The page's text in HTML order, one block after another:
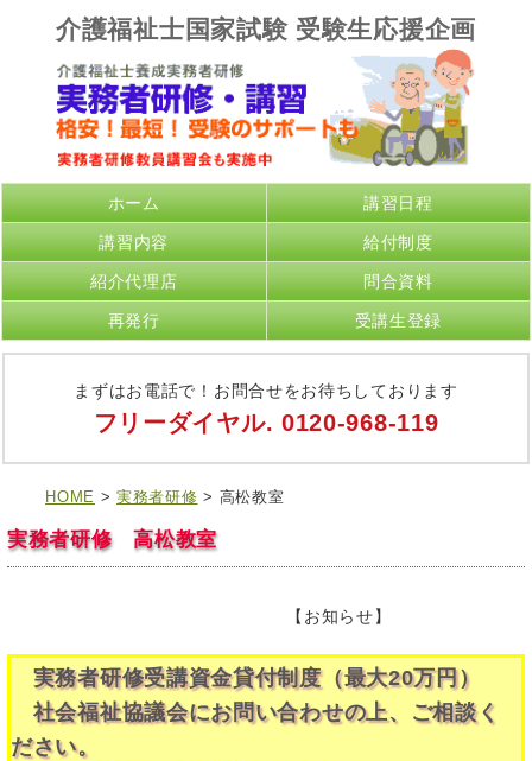
介護福祉士国家試験 受験生応援企画
ホーム 講習日程
講習内容 給付制度
紹介代理店 問合資料
再発行 受講生登録
まずはお電話で！お問合せをお待ちしております
フリーダイヤル. 0120-968-119
HOME >実務者研修 > 高松教室
実務者研修 高松教室
【お知らせ】
実務者研修受講資金貸付制度（最大20万円）
社会福祉協議会にお問い合わせの上、ご相談く
ださい。